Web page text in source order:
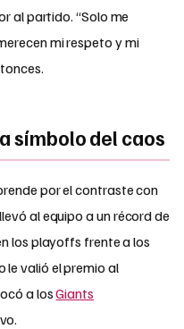
al partido. “Solo me
mi respeto y mi
símbolo del caos
por el contraste con
al equipo a un récord de
los playoffs frente a los
le valió el premio al
a losGiants